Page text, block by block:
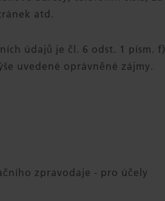
atd.
údajů je čl. 6 odst. 1 písm. f)
uvedené oprávněné zájmy.
zpravodaje - pro účely